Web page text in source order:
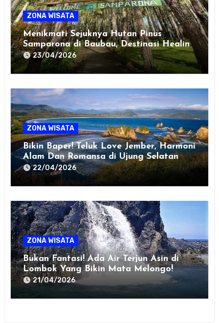
ZONA WISATA
Menikmati Sejuknya Hutan Pinus
Samparona di Baubau, Destinasi Healing
Favorit!
23/04/2026
ZONA WISATA
Bikin Baper! Teluk Love Jember, Harmoni
Alam Dan Romansa di Ujung Selatan
Jawa22/04/2026
ZONA WISATA
Bukan Fantasi! Ada Air Terjun Asin di
Lombok Yang Bikin Mata Melongo!
21/04/2026